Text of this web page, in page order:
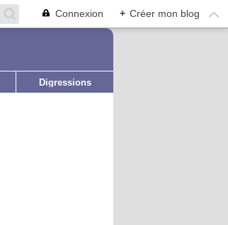
Connexion + Créer mon blog
Digressions